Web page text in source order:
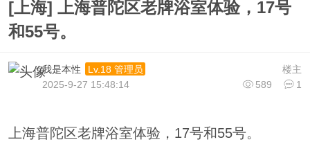
[上海] 上海普陀区老牌浴室体验，17号
和55号。
楼主
我是本性
Lv.18 管理员
589
1
2025-9-27 15:48:14
上海普陀区老牌浴室体验，17号和55号。